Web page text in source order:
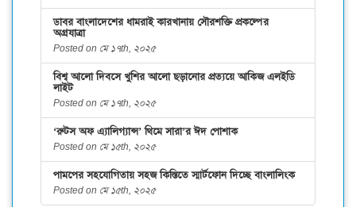
ডাবর বাংলাদেশের ধামরাই কারখানায় সৌরশক্তি প্রকল্পের
অগ্রযাত্রা
Posted on মে ১৭th, ২০২৫
বিশ্ব আলো দিবসে খুশির আলো ছড়ানোর প্রত্যয়ে আকিজ এলইডি
লাইট
Posted on মে ১৭th, ২০২৫
‘রুটস অফ এ্যালিগ্যান্স’ থিমে সারা’র ঈদ পোশাক
Posted on মে ১৫th, ২০২৫
পামপের সহযোগিতায় সহজ কিস্তিতে স্মার্টফোন দিচ্ছে বাংলালিংক
Posted on মে ১৫th, ২০২৫